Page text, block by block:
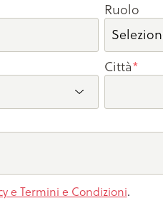
Ruolo
Città*
e Termini e Condizioni.